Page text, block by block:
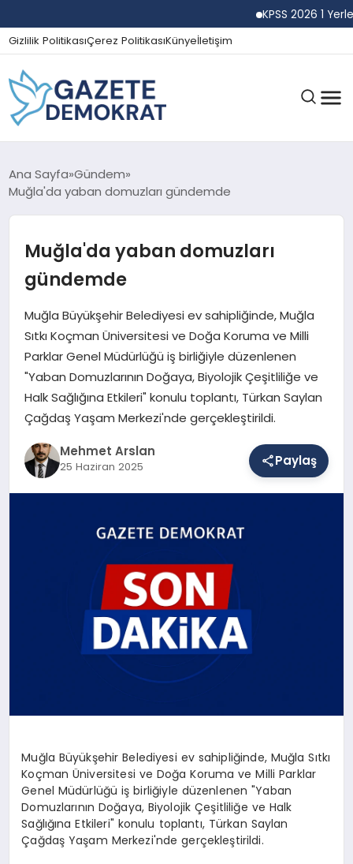
KPSS 2026 1
Gizlilik PolitikasıÇerez PolitikasıKünyeİletişim
GÜNDEM
SPOR
MAGAZIN
SAĞLIK
EĞITIM
Ana Sayfa Gündem
Muğla'da yaban domuzları gündemde
Muğla'da yaban domuzları
gündemde
Muğla Büyükşehir Belediyesi ev sahipliğinde, Muğla
Sıtkı Koçman Üniversitesi ve Doğa Koruma ve Milli
Parklar Genel Müdürlüğü iş birliğiyle düzenlenen
"Yaban Domuzlarının Doğaya, Biyolojik Çeşitliliğe ve
Halk Sağlığına Etkileri" konulu toplantı, Türkan Saylan
Çağdaş Yaşam Merkezi'nde gerçekleştirildi.
Mehmet Arslan
25 Haziran 2025 Paylaş
Muğla Büyükşehir Belediyesi ev sahipliğinde, Muğla Sıtkı
Koçman Üniversitesi ve Doğa Koruma ve Milli Parklar
Genel Müdürlüğü iş birliğiyle düzenlenen "Yaban
Domuzlarının Doğaya, Biyolojik Çeşitliliğe ve Halk
Sağlığına Etkileri" konulu toplantı, Türkan Saylan
Çağdaş Yaşam Merkezi'nde gerçekleştirildi.